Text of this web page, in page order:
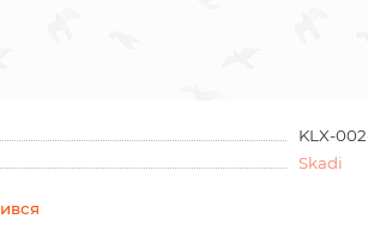
KLX-
Skadi